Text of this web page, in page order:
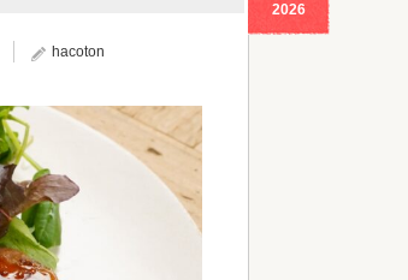
2026
hacoton